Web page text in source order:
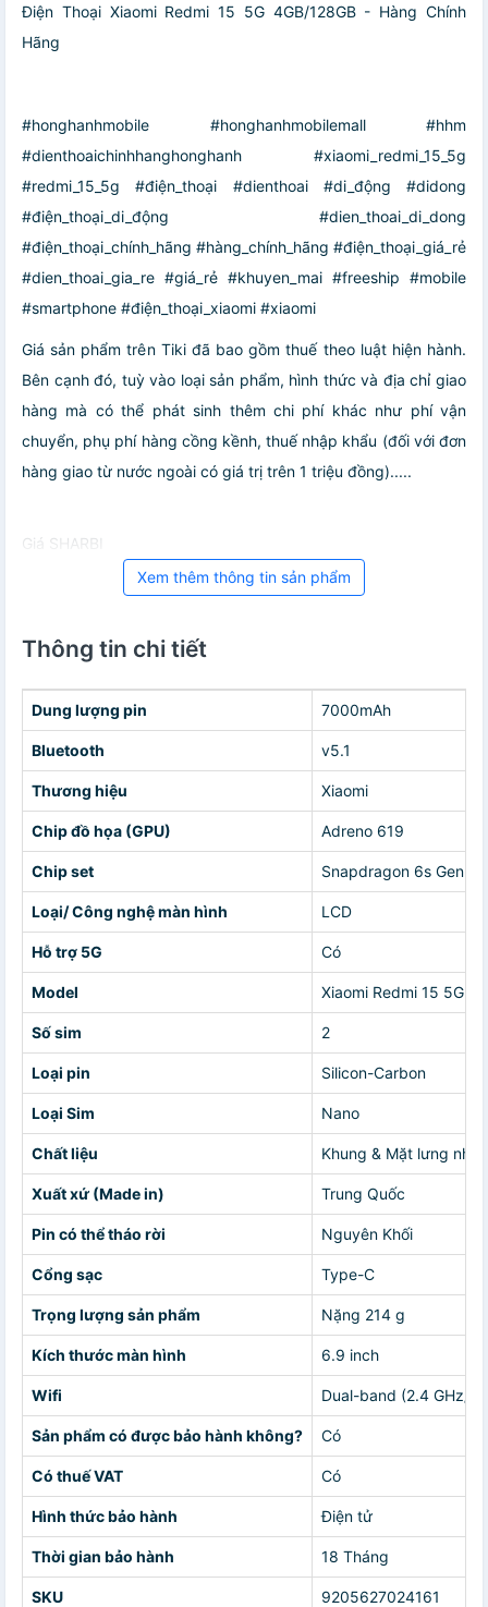
Điện Thoại Xiaomi Redmi 15 5G 4GB/128GB - Hàng Chính
Hãng
#honghanhmobile #honghanhmobilemall #hhm
#dienthoaichinhhanghonghanh #xiaomi_redmi_15_5g
#redmi_15_5g #điện_thoại #dienthoai #di_động #didong
#điện_thoại_di_động #dien_thoai_di_dong
#điện_thoại_chính_hãng #hàng_chính_hãng #điện_thoại_giá_rẻ
#dien_thoai_gia_re #giá_rẻ #khuyen_mai #freeship #mobile
#smartphone #điện_thoại_xiaomi #xiaomi
Giá sản phẩm trên Tiki đã bao gồm thuế theo luật hiện hành.
Bên cạnh đó, tuỳ vào loại sản phẩm, hình thức và địa chỉ giao
hàng mà có thể phát sinh thêm chi phí khác như phí vận
chuyển, phụ phí hàng cồng kềnh, thuế nhập khẩu (đối với đơn
hàng giao từ nước ngoài có giá trị trên 1 triệu đồng).....
Giá SHARBI
Xem thêm thông tin sản phẩm
Thông tin chi tiết
Dung lượng pin 7000mAh
Bluetooth v5.1
Thương hiệu Xiaomi
Chip đồ họa (GPU) Adreno 619
Chip set Snapdragon 6s Gen 3
Loại/ Công nghệ màn hình LCD
Hỗ trợ 5G Có
Model Xiaomi Redmi 15 5G
Số sim 2
Loại pin Silicon-Carbon
Loại Sim Nano
Chất liệu Khung & Mặt lưng nhựa
Xuất xứ (Made in) Trung Quốc
Pin có thể tháo rời Nguyên Khối
Cổng sạc Type-C
Trọng lượng sản phẩm Nặng 214 g
Kích thước màn hình 6.9 inch
Wifi Dual-band (2.4 GHz/5
Sản phẩm có được bảo hành không? Có
Có thuế VAT Có
Hình thức bảo hành Điện tử
Thời gian bảo hành 18 Tháng
SKU 9205627024161